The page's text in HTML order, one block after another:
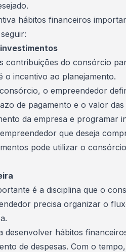
hábitos financeiros
contribuições do consórcio
o incentivo ao planejamento.
, o empreendedor
de pagamento e o valor
da empresa e programar
que deseja
pode utilizar o
é a disciplina que o
precisa organizar o
desenvolver hábitos
de despesas. Com o